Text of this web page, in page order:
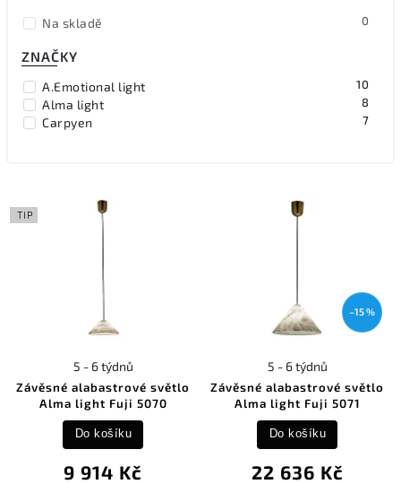
Na skladě 0
ZNAČKY
A.Emotional light 10
Alma light 8
Carpyen 7
TIP
Závěsné alabastrové světlo
Alma light Fuji 5070
5 - 6 týdnů
9 914 Kč
Do košíku
–15 %
Závěsné alabastrové světlo
Alma light Fuji 5071
5 - 6 týdnů
22 636 Kč
Do košíku